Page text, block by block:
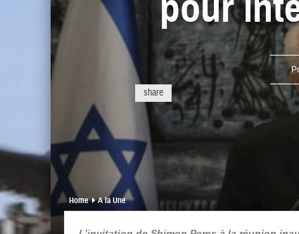
share
Home A la Une